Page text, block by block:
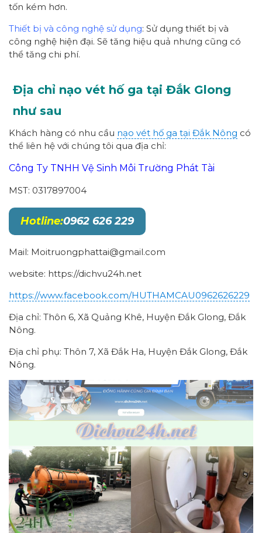
tốn kém hơn.
Thiết bị và công nghệ sử dụng: Sử dụng thiết bị và
công nghệ hiện đại. Sẽ tăng hiệu quả nhưng cũng có
thể tăng chi phí.
Địa chỉ nạo vét hố ga tại Đắk Glong
như sau
Khách hàng có nhu cầu nạo vét hố ga tại Đắk Nông có
thể liên hệ với chúng tôi qua địa chỉ:
Công Ty TNHH Vệ Sinh Môi Trường Phát Tài
MST: 0317897004
Hotline:0962 626 229
Mail: Moitruongphattai@gmail.com
website: https://dichvu24h.net
https://www.facebook.com/HUTHAMCAU0962626229
Địa chỉ: Thôn 6, Xã Quảng Khê, Huyện Đắk Glong, Đắk
Nông.
Địa chỉ phụ: Thôn 7, Xã Đắk Ha, Huyện Đắk Glong, Đắk
Nông.